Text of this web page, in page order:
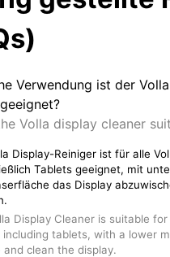
Verwendung ist der
Volla display cleaner
Display-Reiniger ist für alle
Tablets geeignet, mit
das Display
Display Cleaner is suitable for
including tablets, with a lower
and clean the display.